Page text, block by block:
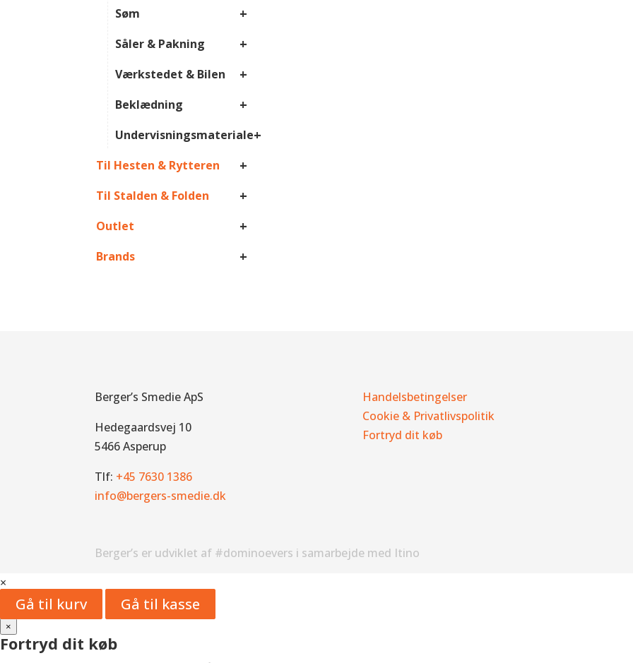
Søm +
Såler & Pakning +
Værkstedet & Bilen +
Beklædning +
Undervisningsmateriale+
Til Hesten & Rytteren +
Til Stalden & Folden +
Outlet +
Brands +
Berger’s Smedie ApS
Hedegaardsvej 10
5466 Asperup
Tlf: +45 7630 1386
info@bergers-smedie.dk
Handelsbetingelser
Cookie & Privatlivspolitik
Fortryd dit køb
Berger’s er udviklet af #dominoevers i samarbejde med Itino
×
Gå til kurv Gå til kasse
×
Fortryd dit køb